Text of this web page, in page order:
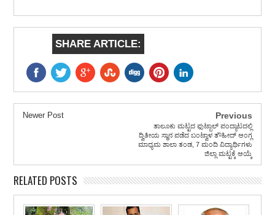
SHARE ARTICLE:
Newer Post Previous
ತಾಲೂಕು ಮಟ್ಟದ ಫುಟ್ಬಾಲ್ ಪಂದ್ಯಾಟದಲ್ಲಿ
ದ್ವಿತೀಯ ಸ್ಥಾನ ಪಡೆದ ಬಂಟ್ವಾಳ ತೌಹೀದ್ ಆಂಗ್ಲ
ಮಾಧ್ಯಮ ಶಾಲಾ ತಂಡ, 7 ಮಂದಿ ವಿದ್ಯಾರ್ಥಿಗಳು
ಜಿಲ್ಲಾ ಮಟ್ಟಕ್ಕೆ ಆಯ್ಕೆ
RELATED POSTS